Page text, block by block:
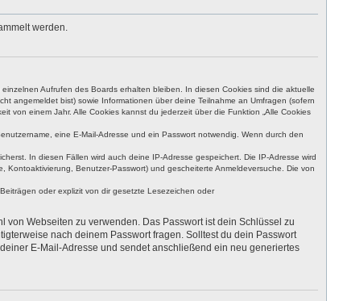
werden.
Aufrufen des Boards erhalten bleiben. In diesen Cookies sind die aktuelle
angemeldet bist) sowie Informationen über deine Teilnahme an Umfragen (sofern
von einem Jahr. Alle Cookies kannst du jederzeit über die Funktion „Alle Cookies
eine E-Mail-Adresse und ein Passwort notwendig. Wenn durch den
In diesen Fällen wird auch deine IP-Adresse gespeichert. Die IP-Adresse wird
Benutzer-Passwort) und gescheiterte Anmeldeversuche. Die von
oder explizit von dir gesetzte Lesezeichen oder
Webseiten zu verwenden. Das Passwort ist dein Schlüssel zu
nach deinem Passwort fragen. Solltest du dein Passwort
E-Mail-Adresse und sendet anschließend ein neu generiertes